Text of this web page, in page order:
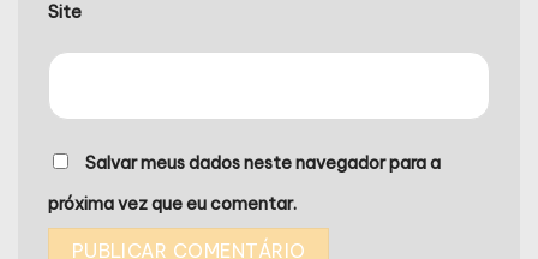
Site
Salvar meus dados neste navegador para a
próxima vez que eu comentar.